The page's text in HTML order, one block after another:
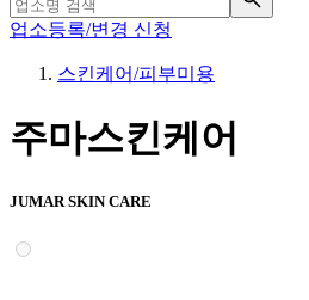
업소등록/변경 신청
스킨케어/피부미용
주마스킨케어
JUMAR SKIN CARE